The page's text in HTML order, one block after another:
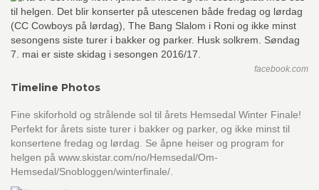
facebook.com
Timeline Photos
Fine skiforhold og strålende sol til årets Hemsedal Winter Finale!
Perfekt for årets siste turer i bakker og parker, og ikke minst til
konsertene fredag og lørdag. Se åpne heiser og program for
helgen på www.skistar.com/no/Hemsedal/Om-
Hemsedal/Snobloggen/winterfinale/.